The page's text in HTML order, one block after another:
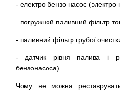
- електро бензо насос (электро
- погружной паливний фільтр
- паливний фільтр грубої
- датчик рівня палива і
бензонасоса)
Чому не можна